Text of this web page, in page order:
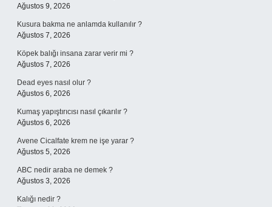
Ağustos 9, 2026
Kusura bakma ne anlamda kullanılır ?
Ağustos 7, 2026
Köpek balığı insana zarar verir mi ?
Ağustos 7, 2026
Dead eyes nasıl olur ?
Ağustos 6, 2026
Kumaş yapıştırıcısı nasıl çıkarılır ?
Ağustos 6, 2026
Avene Cicalfate krem ne işe yarar ?
Ağustos 5, 2026
ABC nedir araba ne demek ?
Ağustos 3, 2026
Kalığı nedir ?